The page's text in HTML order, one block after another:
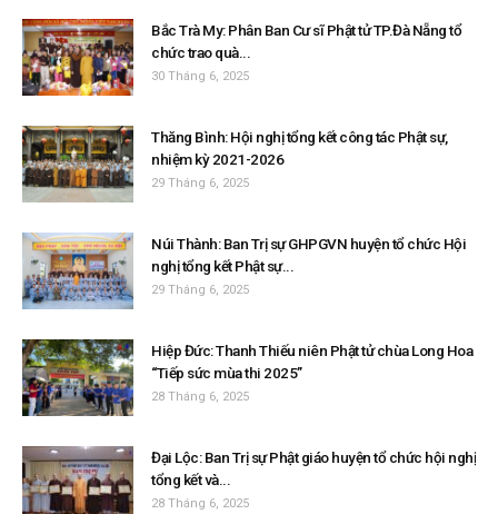
Bắc Trà My: Phân Ban Cư sĩ Phật tử TP.Đà Nẵng tổ
chức trao quà...
30 Tháng 6, 2025
Thăng Bình: Hội nghị tổng kết công tác Phật sự,
nhiệm kỳ 2021-2026
29 Tháng 6, 2025
Núi Thành: Ban Trị sự GHPGVN huyện tổ chức Hội
nghị tổng kết Phật sự...
29 Tháng 6, 2025
Hiệp Đức: Thanh Thiếu niên Phật tử chùa Long Hoa
“Tiếp sức mùa thi 2025”
28 Tháng 6, 2025
Đại Lộc: Ban Trị sự Phật giáo huyện tổ chức hội nghị
tổng kết và...
28 Tháng 6, 2025